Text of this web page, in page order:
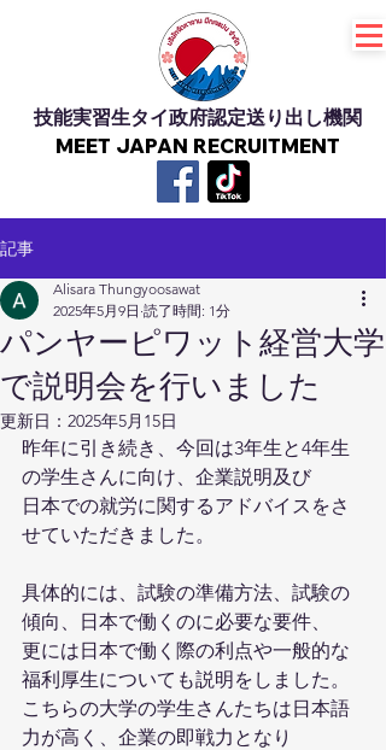
MEET JAPAN RECRUITMENT
技能実習生タイ政府認定送り出し機関
記事
パンヤーピワット経営大学
で説明会を行いました
Alisara Thungyoosawat
2025年5月9日 読了時間: 1分
更新日： 2025年5月15日
昨年に引き続き、今回は3年生と4年生
の学生さんに向け、企業説明及び
日本での就労に関するアドバイスをさ
せていただきました。
具体的には、試験の準備方法、試験の
傾向、日本で働くのに必要な要件、
更には日本で働く際の利点や一般的な
福利厚生についても説明をしました。
こちらの大学の学生さんたちは日本語
力が高く、企業の即戦力となり